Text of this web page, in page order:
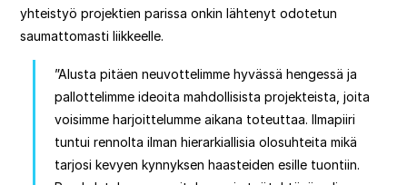
yhteistyö projektien parissa onkin lähtenyt odotetun
saumattomasti liikkeelle.
”Alusta pitäen neuvottelimme hyvässä hengessä ja
pallottelimme ideoita mahdollisista projekteista, joita
voisimme harjoittelumme aikana toteuttaa. Ilmapiiri
tuntui rennolta ilman hierarkiallisia olosuhteita mikä
tarjosi kevyen kynnyksen haasteiden esille tuontiin.